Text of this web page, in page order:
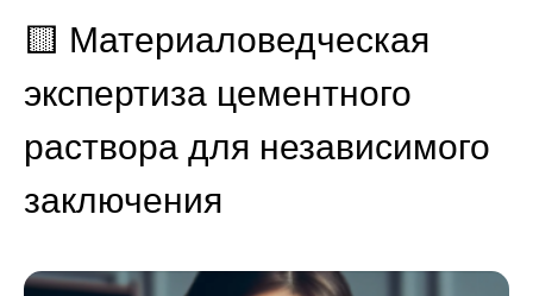
🟨 Материаловедческая
экспертиза цементного
раствора для независимого
заключения